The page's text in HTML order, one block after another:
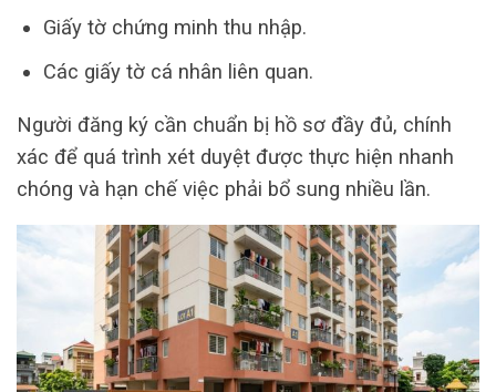
Giấy tờ chứng minh thu nhập.
Các giấy tờ cá nhân liên quan.
Người đăng ký cần chuẩn bị hồ sơ đầy đủ, chính
xác để quá trình xét duyệt được thực hiện nhanh
chóng và hạn chế việc phải bổ sung nhiều lần.